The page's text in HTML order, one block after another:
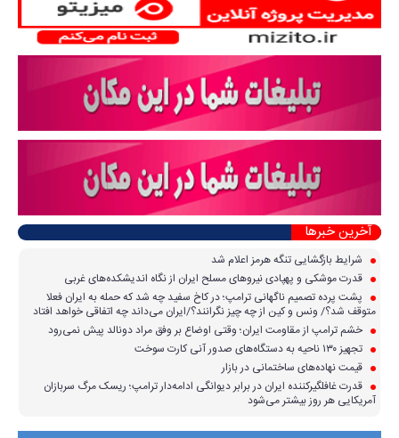
آخرین خبرها
شرایط بازگشایی تنگه هرمز اعلام شد
قدرت موشکی و پهپادی نیرو‌های مسلح ایران از نگاه اندیشکده‌های غربی
پشت پرده تصمیم ناگهانی ترامپ؛ در کاخ سفید چه شد که حمله به ایران فعلا
متوقف شد؟/ ونس و کین از چه چیز نگرانند؟/ایران می‌داند چه اتفاقی خواهد افتاد
خشم ترامپ از مقاومت ایران؛ وقتی اوضاع بر وفق مراد دونالد پیش نمی‌رود
تجهیز ۱۳۰ ناحیه به دستگاه‌های صدور آنی کارت سوخت
قیمت نهاده‌های ساختمانی در بازار
قدرت غافلگیرکننده ایران در برابر دیوانگی ادامه‌دار ترامپ؛ ریسک مرگ سربازان
آمریکایی هر روز بیشتر می‌شود